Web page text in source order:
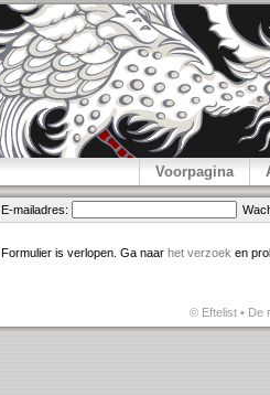
Voorpagina
E-mailadres:
Formulier is verlopen. Ga naar het verzoek en
© Eftelist • De